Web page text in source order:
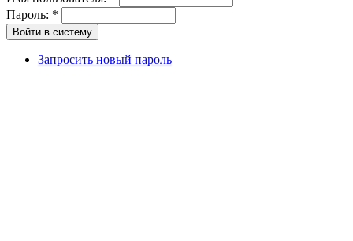
Пароль: *
Запросить новый пароль